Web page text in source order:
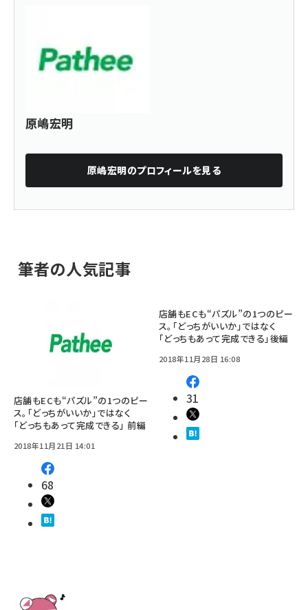
原嶋宏明
原嶋宏明のプロフィールを見る
筆者の人気記事
店舗もECも“パズル”の1つのピー
ス。「どっちがいいか」ではなく
「どっちもあって完成できる」 前編
2018年11月21日 14:01
68
店舗もECも“パズル”の1つのピー
ス。「どっちがいいか」ではなく
「どっちもあって完成できる」後編
2018年11月28日 16:08
31